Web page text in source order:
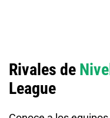
Rivales de
League